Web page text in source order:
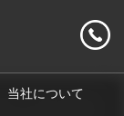
当社について